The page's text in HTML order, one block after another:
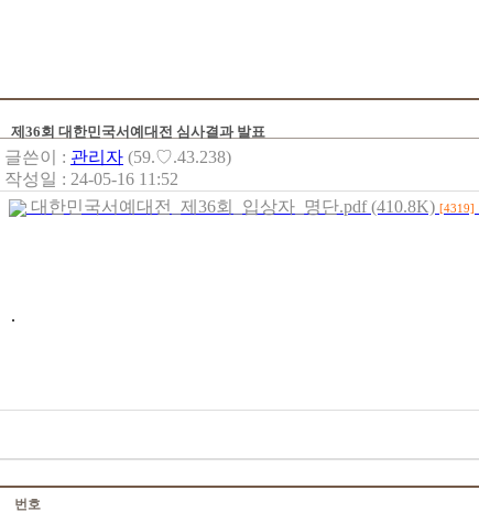
제36회 대한민국서예대전 심사결과 발표
글쓴이 : 관리자 (59.♡.43.238)
작성일 : 24-05-16 11:52
대한민국서예대전_제36회_입상자_명단.pdf (410.8K) [4319]
.
번호